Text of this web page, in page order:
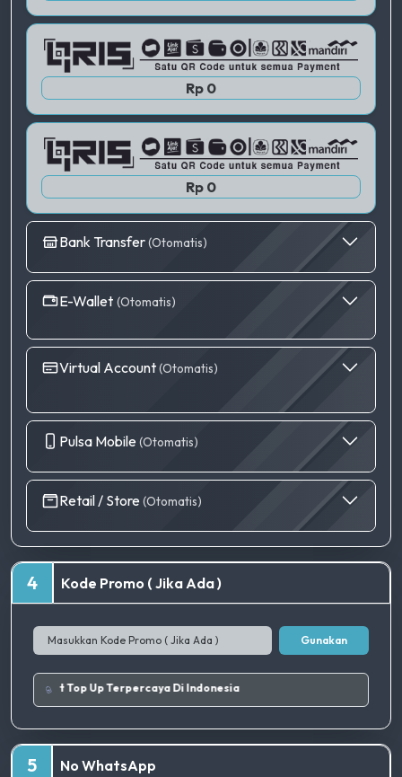
Rp 0
Rp 0
QRIS 3
Bank Transfer(Otomatis)
E-Wallet (Otomatis)
Virtual Account(Otomatis)
Pulsa Mobile (Otomatis)
Retail / Store (Otomatis)
4 Kode Promo ( Jika Ada )
Gunakan
Tempat Top Up Terpercaya Di Indonesia
5 No WhatsApp